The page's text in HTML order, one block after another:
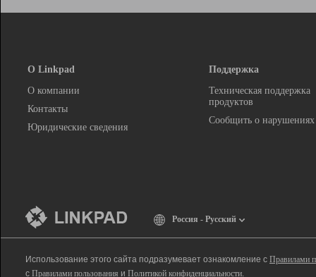
О Linkpad
О компании
Контакты
Юридические сведения
Поддержка
Техническая поддержка
продуктов
Сообщить о нарушениях
Россия - Русский
Использование этого сайта подразумевает ознакомление с Правилами
с Правилами пользования и Политикой конфиденциальности.